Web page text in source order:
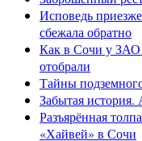
Исповедь
сбежала обратно
Как в Сочи у ЗАО
отобрали
Тайны
Забытая
Разъярённая
«Хайвей» в Сочи